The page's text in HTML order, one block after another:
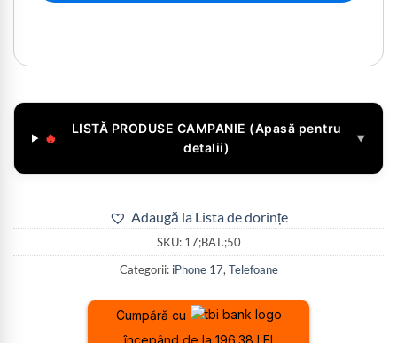
🔥
LISTĂ PRODUSE CAMPANIE (Apasă pentru
detalii)
▼
Adaugă la Lista de dorințe
SKU: 17;BAT.;50
Categorii: iPhone 17, Telefoane
Cumpără cu
începând de la 196.38 LEI